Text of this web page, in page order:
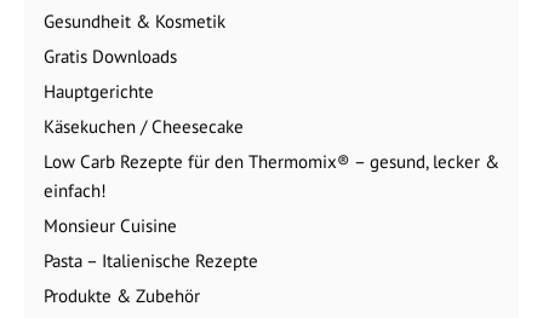
Gesundheit & Kosmetik
Gratis Downloads
Hauptgerichte
Käsekuchen / Cheesecake
Low Carb Rezepte für den Thermomix® – gesund, lecker &
einfach!
Monsieur Cuisine
Pasta – Italienische Rezepte
Produkte & Zubehör